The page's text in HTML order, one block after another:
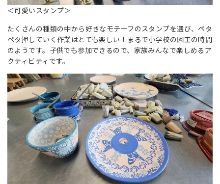
＜可愛いスタンプ＞
たくさんの種類の中から好きなモチーフのスタンプを選び、ペタ
ペタ押していく作業はとても楽しい！まるで小学校の図工の時間
のようです。子供でも参加できるので、家族みんなで楽しめるア
クティビティです。